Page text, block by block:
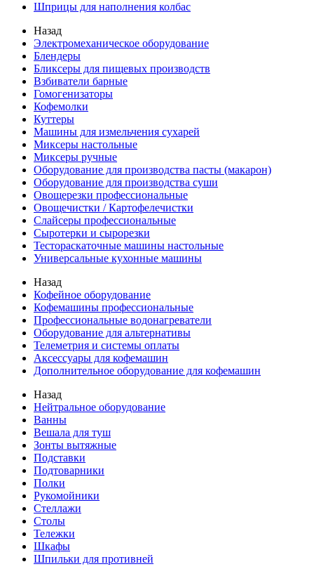
Шприцы для наполнения колбас
Назад
Электромеханическое оборудование
Блендеры
Бликсеры для пищевых производств
Взбиватели барные
Гомогенизаторы
Кофемолки
Куттеры
Машины для измельчения сухарей
Миксеры настольные
Миксеры ручные
Оборудование для производства пасты (макарон)
Оборудование для производства суши
Овощерезки профессиональные
Овощечистки / Картофелечистки
Слайсеры профессиональные
Сыротерки и сырорезки
Тестораскаточные машины настольные
Универсальные кухонные машины
Назад
Кофейное оборудование
Кофемашины профессиональные
Профессиональные водонагреватели
Оборудование для альтернативы
Телеметрия и системы оплаты
Аксессуары для кофемашин
Дополнительное оборудование для кофемашин
Назад
Нейтральное оборудование
Ванны
Вешала для туш
Зонты вытяжные
Подставки
Подтоварники
Полки
Рукомойники
Стеллажи
Столы
Тележки
Шкафы
Шпильки для противней